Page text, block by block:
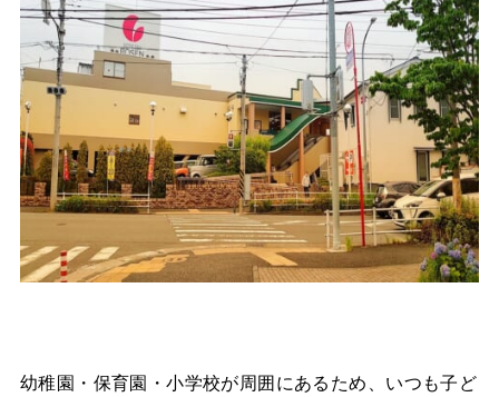
幼稚園・保育園・小学校が周囲にあるため、いつも子ど